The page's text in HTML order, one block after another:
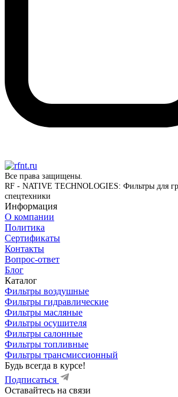
Все права защищены.
RF - NATIVE TECHNOLOGIES: Фильтры для
спецтехники
Информация
О компании
Политика
Сертификаты
Контакты
Вопрос-ответ
Блог
Каталог
Фильтры воздушные
Фильтры гидравлические
Фильтры масляные
Фильтры осушителя
Фильтры салонные
Фильтры топливные
Фильтры трансмиссионный
Будь всегда в курсе!
Подписаться
Оставайтесь на связи